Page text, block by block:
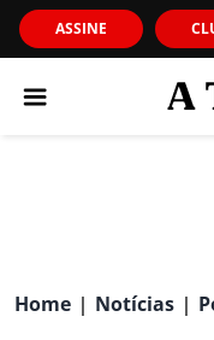
ASSINE
Home | Notícias |